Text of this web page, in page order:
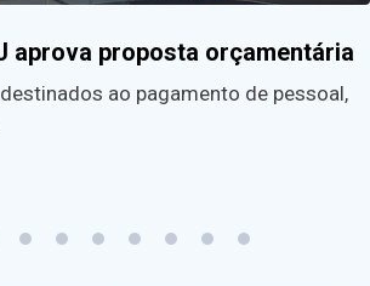
aprova proposta orçamentária
ao pagamento de pessoal,